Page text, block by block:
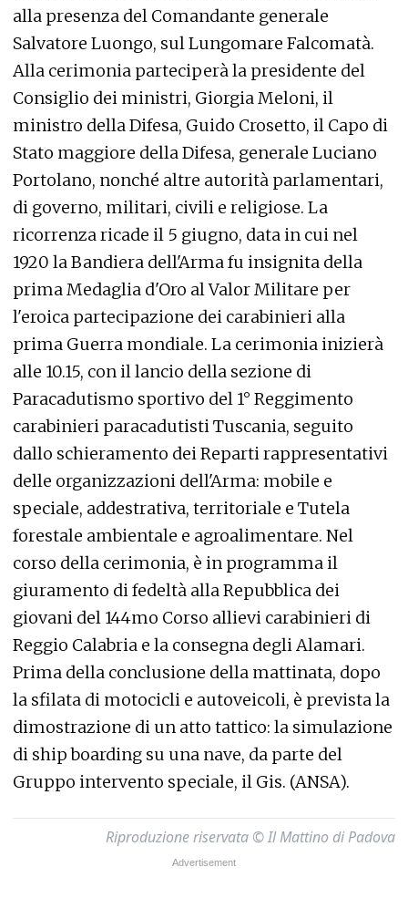
alla presenza del Comandante generale
Salvatore Luongo, sul Lungomare Falcomatà.
Alla cerimonia parteciperà la presidente del
Consiglio dei ministri, Giorgia Meloni, il
ministro della Difesa, Guido Crosetto, il Capo di
Stato maggiore della Difesa, generale Luciano
Portolano, nonché altre autorità parlamentari,
di governo, militari, civili e religiose. La
ricorrenza ricade il 5 giugno, data in cui nel
1920 la Bandiera dell'Arma fu insignita della
prima Medaglia d'Oro al Valor Militare per
l'eroica partecipazione dei carabinieri alla
prima Guerra mondiale. La cerimonia inizierà
alle 10.15, con il lancio della sezione di
Paracadutismo sportivo del 1° Reggimento
carabinieri paracadutisti Tuscania, seguito
dallo schieramento dei Reparti rappresentativi
delle organizzazioni dell'Arma: mobile e
speciale, addestrativa, territoriale e Tutela
forestale ambientale e agroalimentare. Nel
corso della cerimonia, è in programma il
giuramento di fedeltà alla Repubblica dei
giovani del 144mo Corso allievi carabinieri di
Reggio Calabria e la consegna degli Alamari.
Prima della conclusione della mattinata, dopo
la sfilata di motocicli e autoveicoli, è prevista la
dimostrazione di un atto tattico: la simulazione
di ship boarding su una nave, da parte del
Gruppo intervento speciale, il Gis. (ANSA).
Riproduzione riservata © Il Mattino di Padova